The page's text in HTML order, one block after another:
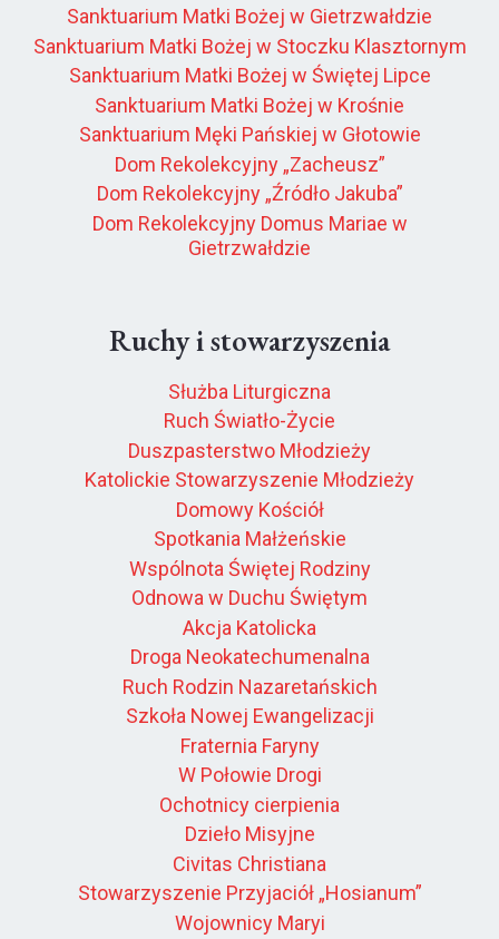
Sanktuarium Matki Bożej w Gietrzwałdzie
Sanktuarium Matki Bożej w Stoczku Klasztornym
Sanktuarium Matki Bożej w Świętej Lipce
Sanktuarium Matki Bożej w Krośnie
Sanktuarium Męki Pańskiej w Głotowie
Dom Rekolekcyjny „Zacheusz”
Dom Rekolekcyjny „Źródło Jakuba”
Dom Rekolekcyjny Domus Mariae w
Gietrzwałdzie
Ruchy i stowarzyszenia
Służba Liturgiczna
Ruch Światło-Życie
Duszpasterstwo Młodzieży
Katolickie Stowarzyszenie Młodzieży
Domowy Kościół
Spotkania Małżeńskie
Wspólnota Świętej Rodziny
Odnowa w Duchu Świętym
Akcja Katolicka
Droga Neokatechumenalna
Ruch Rodzin Nazaretańskich
Szkoła Nowej Ewangelizacji
Fraternia Faryny
W Połowie Drogi
Ochotnicy cierpienia
Dzieło Misyjne
Civitas Christiana
Stowarzyszenie Przyjaciół „Hosianum”
Wojownicy Maryi